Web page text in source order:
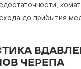
до прибытия
ЧЕРЕПА